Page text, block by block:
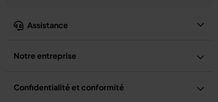
Assistance
Notre entreprise
Confidentialité et conformité